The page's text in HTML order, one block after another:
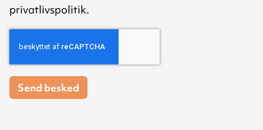
privatlivspolitik.
Send besked